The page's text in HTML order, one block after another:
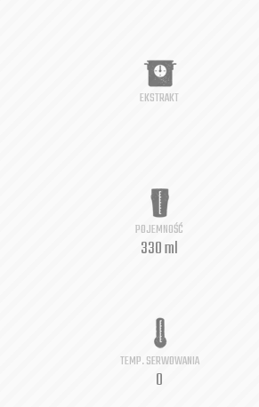
EKSTRAKT
POJEMNOŚĆ
330 ml
TEMP. SERWOWANIA
0